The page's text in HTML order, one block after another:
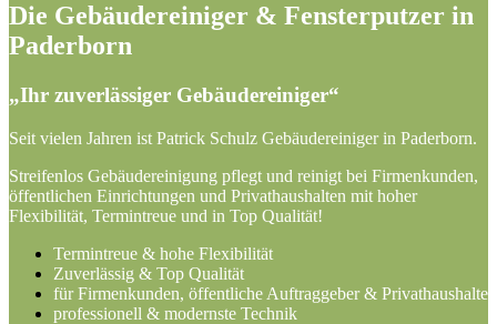
Die Gebäudereiniger & Fensterputzer in
Paderborn
„Ihr zuverlässiger Gebäudereiniger“
Seit vielen Jahren ist Patrick Schulz Gebäudereiniger in Paderborn.
Streifenlos Gebäudereinigung pflegt und reinigt bei Firmenkunden,
öffentlichen Einrichtungen und Privathaushalten mit hoher
Flexibilität, Termintreue und in Top Qualität!
Termintreue & hohe Flexibilität
Zuverlässig & Top Qualität
für Firmenkunden, öffentliche Auftraggeber & Privathaushalte
professionell & modernste Technik